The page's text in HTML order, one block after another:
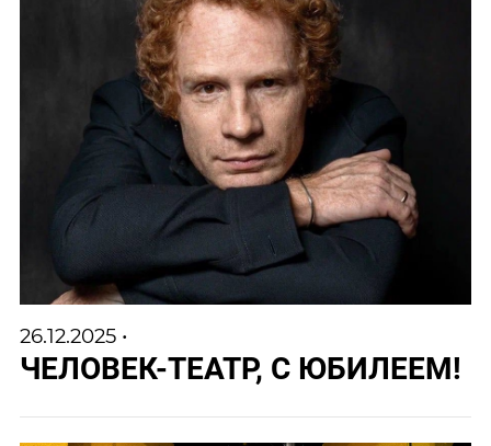
26.12.2025 •
ЧЕЛОВЕК-ТЕАТР, С ЮБИЛЕЕМ!